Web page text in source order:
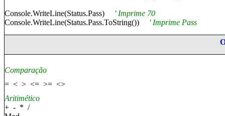
Console.WriteLine(Status.Pass)
' Imprime 70
Console.WriteLine(Status.Pass.ToString())
' Imprime Pass
Comparação
= < > <= >= <>
Aritimético
+ - * /